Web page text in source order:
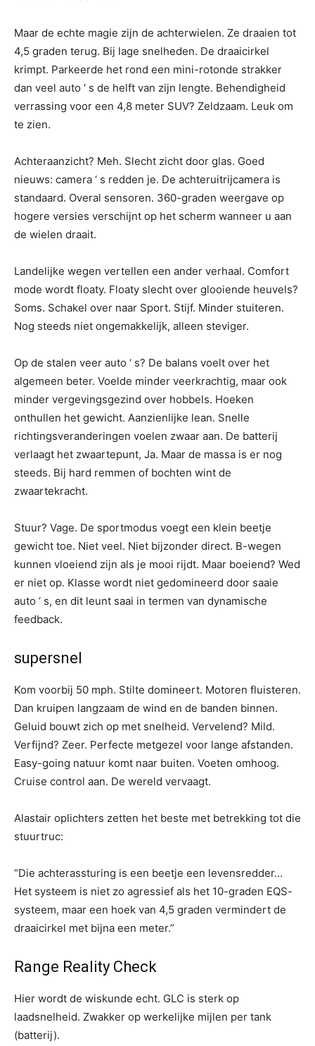
Maar de echte magie zijn de achterwielen. Ze draaien tot
4,5 graden terug. Bij lage snelheden. De draaicirkel
krimpt. Parkeerde het rond een mini-rotonde strakker
dan veel auto ‘ s de helft van zijn lengte. Behendigheid
verrassing voor een 4,8 meter SUV? Zeldzaam. Leuk om
te zien.
Achteraanzicht? Meh. Slecht zicht door glas. Goed
nieuws: camera ‘ s redden je. De achteruitrijcamera is
standaard. Overal sensoren. 360-graden weergave op
hogere versies verschijnt op het scherm wanneer u aan
de wielen draait.
Landelijke wegen vertellen een ander verhaal. Comfort
mode wordt floaty. Floaty slecht over glooiende heuvels?
Soms. Schakel over naar Sport. Stijf. Minder stuiteren.
Nog steeds niet ongemakkelijk, alleen steviger.
Op de stalen veer auto ‘ s? De balans voelt over het
algemeen beter. Voelde minder veerkrachtig, maar ook
minder vergevingsgezind over hobbels. Hoeken
onthullen het gewicht. Aanzienlijke lean. Snelle
richtingsveranderingen voelen zwaar aan. De batterij
verlaagt het zwaartepunt, Ja. Maar de massa is er nog
steeds. Bij hard remmen of bochten wint de
zwaartekracht.
Stuur? Vage. De sportmodus voegt een klein beetje
gewicht toe. Niet veel. Niet bijzonder direct. B-wegen
kunnen vloeiend zijn als je mooi rijdt. Maar boeiend? Wed
er niet op. Klasse wordt niet gedomineerd door saaie
auto ‘ s, en dit leunt saai in termen van dynamische
feedback.
supersnel
Kom voorbij 50 mph. Stilte domineert. Motoren fluisteren.
Dan kruipen langzaam de wind en de banden binnen.
Geluid bouwt zich op met snelheid. Vervelend? Mild.
Verfijnd? Zeer. Perfecte metgezel voor lange afstanden.
Easy-going natuur komt naar buiten. Voeten omhoog.
Cruise control aan. De wereld vervaagt.
Alastair oplichters zetten het beste met betrekking tot die
stuurtruc:
“Die achterassturing is een beetje een levensredder…
Het systeem is niet zo agressief als het 10-graden EQS-
systeem, maar een hoek van 4,5 graden vermindert de
draaicirkel met bijna een meter.”
Range Reality Check
Hier wordt de wiskunde echt. GLC is sterk op
laadsnelheid. Zwakker op werkelijke mijlen per tank
(batterij).